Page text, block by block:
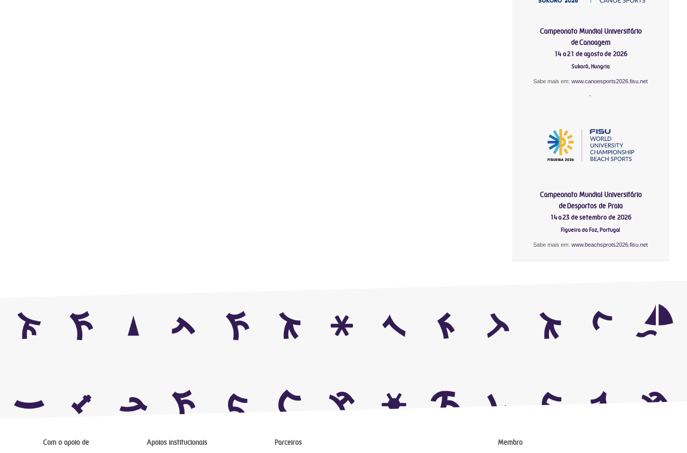
Campeonato Mundial Universitário
de Canoagem
14 a 21 de agosto de 2026
Sukoró, Hungria
Sabe mais em:www.canoesports2026.fisu.net
-
Campeonato Mundial Universitário
de Desportos de Praia
14 a 23 de setembro de 2026
Figueira da Foz, Portugal
Sabe mais em:www.beachsprots2026.fisu.net
Com o apoio de Apoios institucionais Parceiros Membro